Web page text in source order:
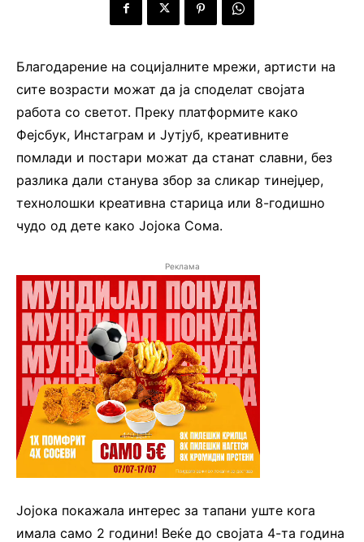
Благодарение на социјалните мрежи, артисти на
сите возрасти можат да ја споделат својата
работа со светот. Преку платформите како
Фејсбук, Инстаграм и Јутјуб, креативните
помлади и постари можат да станат славни, без
разлика дали станува збор за сликар тинејџер,
технолошки креативна старица или 8-годишно
чудо од дете како Јојока Сома.
Реклама
Јојока покажала интерес за тапани уште кога
имала само 2 години! Веќе до својата 4-та година